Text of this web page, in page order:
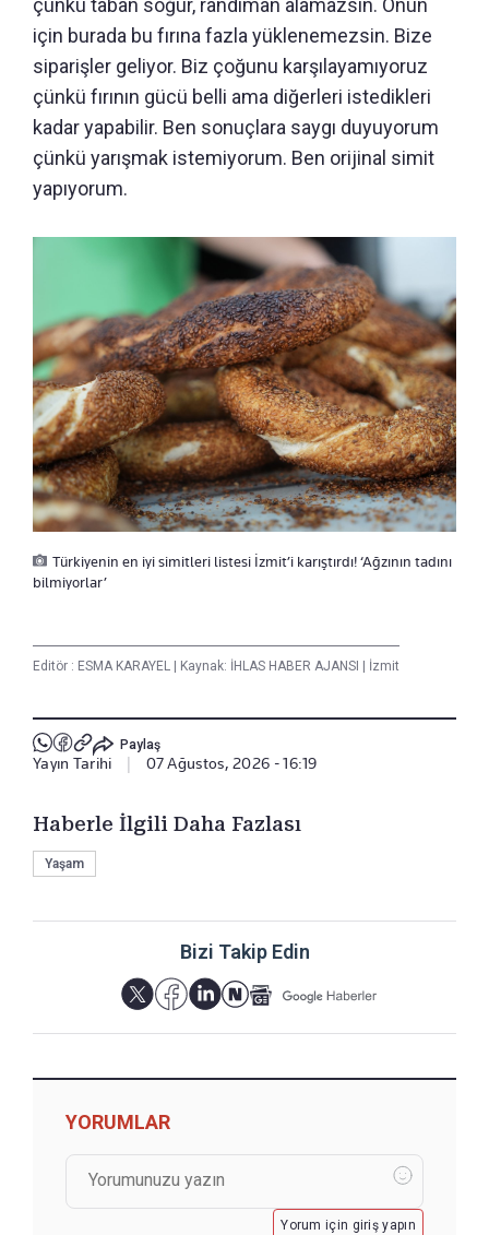
için burada bu fırına fazla yüklenemezsin. Bize
siparişler geliyor. Biz çoğunu karşılayamıyoruz
çünkü fırının gücü belli ama diğerleri istedikleri
kadar yapabilir. Ben sonuçlara saygı duyuyorum
çünkü yarışmak istemiyorum. Ben orijinal simit
yapıyorum.
Türkiyenin en iyi simitleri listesi İzmit’i karıştırdı! ‘Ağzının tadını
bilmiyorlar’
Editör : ESMA KARAYEL Kaynak: İHLAS HABER AJANSI İzmit
Paylaş
Yayın Tarihi 07 Ağustos, 2026 - 16:19
Haberle İlgili Daha Fazlası
Yaşam
Bizi Takip Edin
YORUMLAR
Yorum için giriş yapın